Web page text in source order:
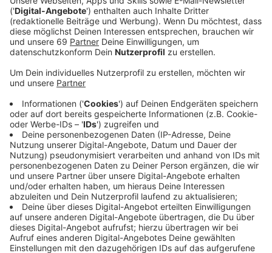
Gestern (12.7.) hatten Polizisten auf dem Rewe-
Parkplatz am Albersloher Weg einen 32 Jahre alten
Mann festgenommen. Dabei war mindestens ein
Schuss gefallen. Verletzt wurde bei dem
spektakulären Einsatz gegenüber der ehemaligen York-
Kaserne niemand. Die Beamten nahmen nach
intensiven Ermittlungen aber noch einen zweiten Mann
fest. Auch dieser 29 Jahre alte Mann steht im
Verdacht, mit Kokain gedealt zu haben, heißt es von
der Polizei Münster.
Anzeige
Wohnungen durchsucht und Beweismaterial